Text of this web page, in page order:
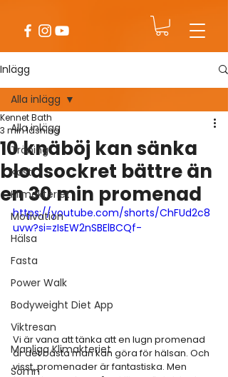
Inlägg
Alla inlägg
Träning
Kost
Klimakteriet
Motivation
Hälsa
Fasta
Power Walk
Bodyweight Diet App
Viktresan
Manliga Klimakteriet
Sömn
Alla inlägg
10 knäböj kan sänka
blodsockret bättre än
en 30 min promenad
Kennet Bath
3 min läsning
https://youtube.com/shorts/ChFUd2c8
uvw?si=zIsEW2nSBElBCQf-
Vi är vana att tänka att en lugn promenad
är det bästa man kan göra för hälsan. Och
visst, promenader är fantastiska. Men